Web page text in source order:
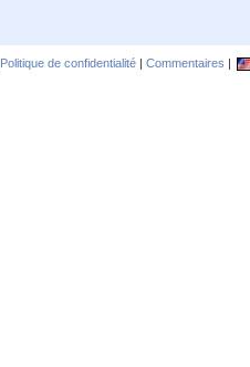
Politique de confidentialité | Commentaires |